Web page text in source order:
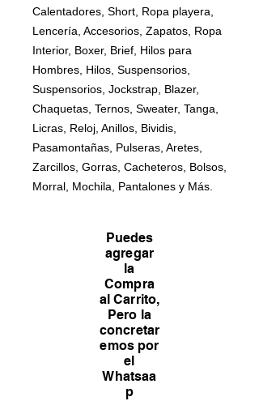
Calentadores, Short, Ropa playera,
Lencería, Accesorios, Zapatos, Ropa
Interior, Boxer, Brief, Hilos para
Hombres, Hilos, Suspensorios,
Suspensorios, Jockstrap, Blazer,
Chaquetas, Ternos, Sweater, Tanga,
Licras, Reloj, Anillos, Bividis,
Pasamontañas, Pulseras, Aretes,
Zarcillos, Gorras, Cacheteros, Bolsos,
Morral, Mochila, Pantalones y Más.
Puedes
agregar
la
Compra
al Carrito,
Pero la
concretar
emos por
el
Whatsaa
p